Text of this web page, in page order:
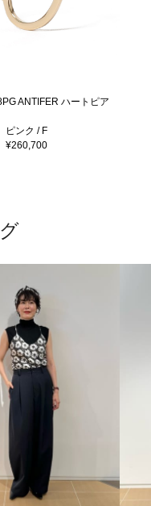
ANTIFER ハートピア
ピンク / F
¥260,700